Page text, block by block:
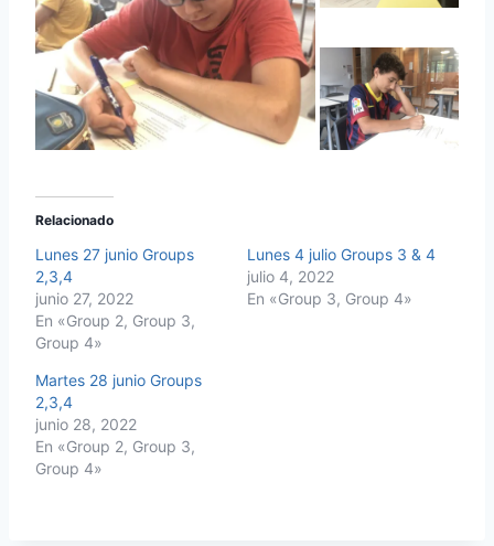
Relacionado
Lunes 27 junio Groups
2,3,4
junio 27, 2022
En «Group 2, Group 3,
Group 4»
Lunes 4 julio Groups 3 & 4
julio 4, 2022
En «Group 3, Group 4»
Martes 28 junio Groups
2,3,4
junio 28, 2022
En «Group 2, Group 3,
Group 4»